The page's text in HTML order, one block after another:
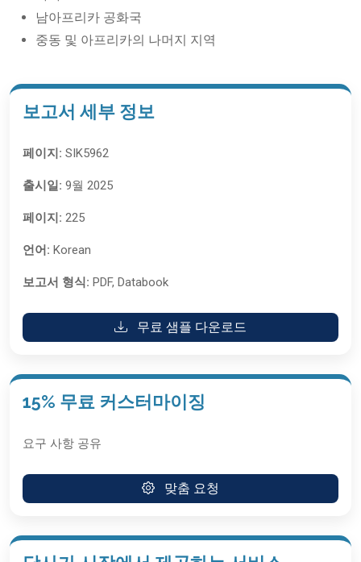
남아프리카 공화국
중동 및 아프리카의 나머지 지역
보고서 세부 정보
페이지: SIK5962
출시일: 9월 2025
페이지: 225
언어: Korean
보고서 형식: PDF, Databook
무료 샘플 다운로드
15% 무료 커스터마이징
요구 사항 공유
맞춤 요청